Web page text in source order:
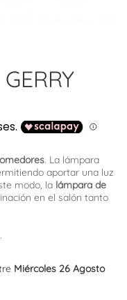
. La lámpara
aportar una luz
modo, la lámpara de
en el salón tanto
Miércoles 26 Agosto